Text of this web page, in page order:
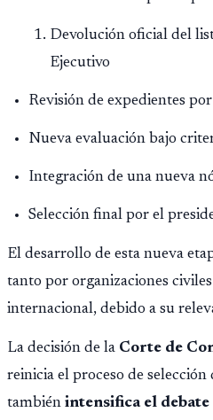
Devolución oficial del
Ejecutivo
Revisión de expedientes
Nueva evaluación bajo
Integración de una nueva
Selección final por el
El desarrollo de esta nueva
tanto por organizaciones
internacional, debido a su
La decisión de la Corte de
reinicia el proceso de
también intensifica el